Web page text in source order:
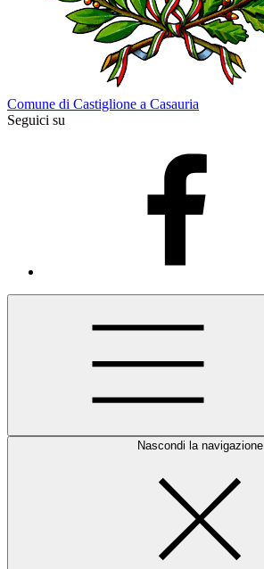
Comune di Castiglione a Casauria
Seguici su
Nascondi la navigazione